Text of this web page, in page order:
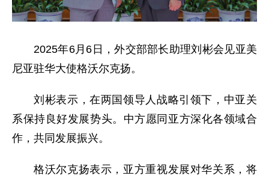
2025年6月6日，外交部部长助理刘彬会见亚美
尼亚驻华大使格沃尔克扬。
刘彬表示，在两国领导人战略引领下，中亚关
系保持良好发展势头。中方愿同亚方深化各领域合
作，共同发展振兴。
格沃尔克扬表示，亚方重视发展对华关系，将